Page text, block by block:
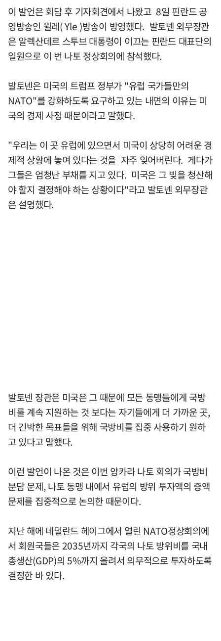
이 발언은 회담 후 기자회견에서 나왔고 8일 핀란드 공
영방송인 윌레( Yle )방송이 방영했다. 발토넨 외무장관
은 알렉산데르 스투브 대통령이 이끄는 핀란드 대표단의
일원으로 이 번 나토 정상회의에 참석했다.
발토넨은 미국의 트럼프 정부가 "유럽 국가들만의
NATO"를 강화하도록 요구하고 있는 내면의 이유는 미
국의 경제 사정 때문이라고 말했다.
"우리는 이 곳 유럽에 있으면서 미국이 상당히 어려운 경
제적 상황에 놓여 있다는 것을 자주 잊어버린다. 게다가
그들은 엄청난 부채를 지고 있다. 미국은 그 빚을 청산해
야 할지 결정해야 하는 상황이다"라고 발토넨 외무장관
은 설명했다.
발토넨 장관은 미국은 그 때문에 모든 동맹들에게 국방
비를 계속 지원하는 것 보다는 자기들에게 더 가까운 곳,
더 긴박한 목표들을 위해 국방비를 집중 사용하기 원하
고 있다고 말했다.
이런 발언이 나온 것은 이번 앙카라 나토 회의가 국방비
분담 문제, 나토 동맹 내에서 유럽의 방위 투자액의 증액
문제를 집중적으로 논의한 때문이다.
지난 해에 네덜란드 헤이그에서 열린 NATO정상회의에
서 회원국들은 2035년까지 각국의 나토 방위비를 국내
총생산(GDP)의 5%까지 올려서 의무적으로 투자하도록
결정한 바 있다.